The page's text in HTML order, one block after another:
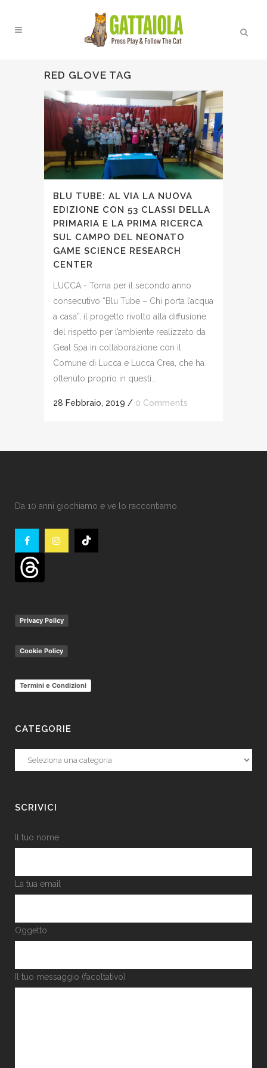
RED GLOVE TAG
BLU TUBE: AL VIA LA NUOVA
EDIZIONE CON 53 CLASSI DELLA
PRIMARIA E LA PRIMA RICERCA
SUL CAMPO DEL NEONATO
GAME SCIENCE RESEARCH
CENTER
LUCCA - Torna per il secondo anno
consecutivo “Blu Tube – Chi porta l’acqua
a casa”, il progetto rivolto alla diffusione
del rispetto per l’ambiente realizzato da
Geal Spa in collaborazione con il
Comune di Lucca e Lucca Crea, che ha
ottenuto proprio in questi...
28 Febbraio, 2019 / 0 Comments
Da 10 anni giochiamo e ve lo raccontiamo.
Privacy Policy
Cookie Policy
Termini e Condizioni
CATEGORIE
Categorie
SCRIVICI
Il tuo nome
La tua email
Oggetto
Il tuo messaggio (facoltativo)